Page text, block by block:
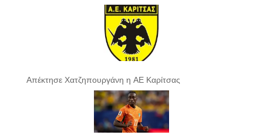
Απέκτησε Χατζηπουργάνη η ΑΕ Καρίτσας